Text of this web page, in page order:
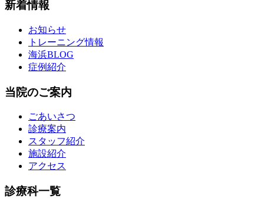
新着情報
お知らせ
トレーニング情報
海浜BLOG
症例紹介
当院のご案内
ごあいさつ
診療案内
スタッフ紹介
施設紹介
アクセス
診療科一覧